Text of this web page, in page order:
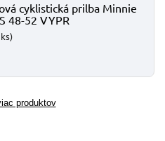
cyklistická prilba Minnie
48-52 VYPR
produktov